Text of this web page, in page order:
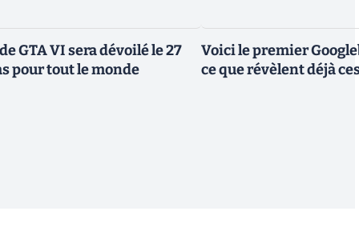
GTA VI sera dévoilé le 27
pour tout le monde
Voici le premier
ce que révèlent déjà